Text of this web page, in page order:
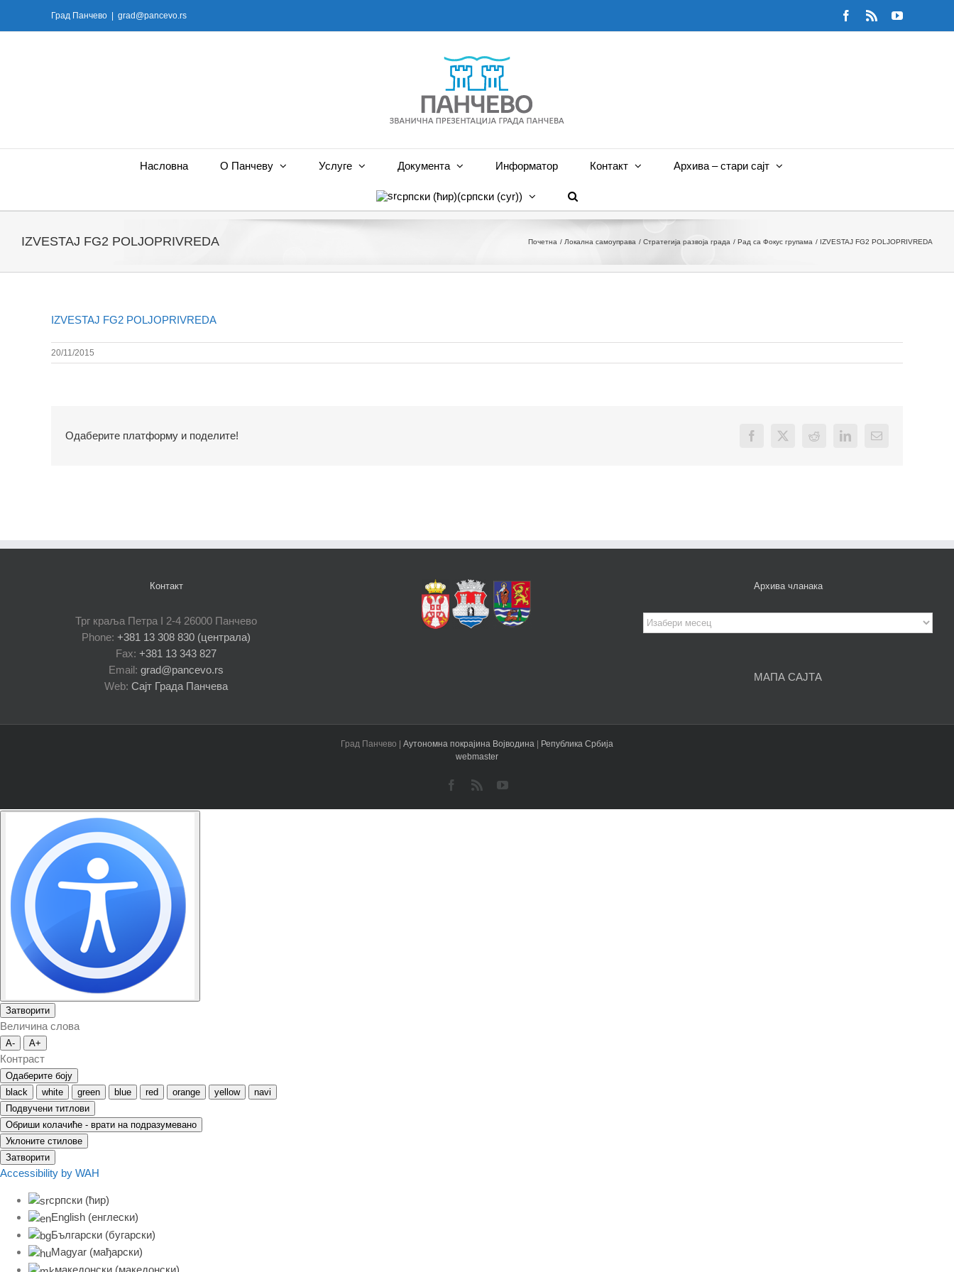
Град Панчево grad@pancevo.rs Facebook
Rss YouTube
Насловна О Панчеву Услуге Документа Информатор Контакт Архива – стари сајт
српски (ћир)(српски (cyr))
IZVESTAJ FG2 POLJOPRIVREDA Почетна Локална самоуправа Стратегија развоја града Рад са Фокус групама IZVESTAJ FG2 POLJOPRIVREDA
IZVESTAJ FG2 POLJOPRIVREDA
20/11/2015
Одаберите платформу и поделите! Facebook
X Reddit LinkedInEmail
Контакт
Трг краља Петра I 2-4 26000 Панчево
Phone: +381 13 308 830 (централа)
Fax: +381 13 343 827
Email: grad@pancevo.rs
Web: Сајт Града Панчева
Архива чланака
Архива
чланака
МАПА САЈТА
Град Панчево | Аутономна покрајина Војводина | Република Србија
webmaster
Facebook
Rss YouTube
Затворити
Величина слова
A- A+
Контраст
Одаберите боју
black
white green blue red orange yellow
navi
Подвучени титлови
Обриши колачиће - врати на подразумевано
Уклоните стилове
Затворити
Accessibility by WAH
српски (ћир)
English (енглески)
Български (бугарски)
Magyar (мађарски)
македонски (македонски)